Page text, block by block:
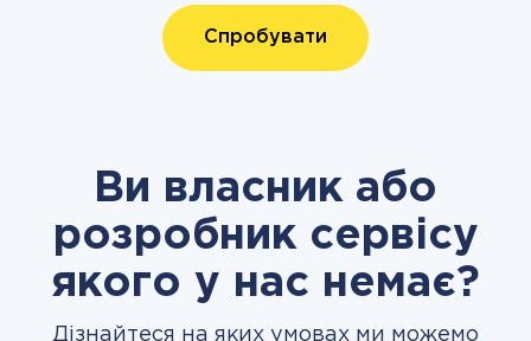
Спробувати
Ви власник або
розробник сервісу
якого у нас немає?
Дізнайтеся на яких умовах ми можемо